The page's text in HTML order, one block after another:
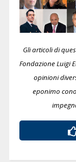
Gli articoli di
Fondazione Luigi
opinioni
eponimo